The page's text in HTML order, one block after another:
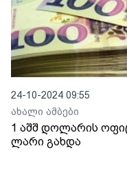
24-10-2024 09:55
ახალი ამბები
1 აშშ დოლარის
ლარი გახდა